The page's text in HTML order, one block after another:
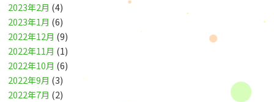
2023年2月 (4)
2023年1月 (6)
2022年12月 (9)
2022年11月 (1)
2022年10月 (6)
2022年9月 (3)
2022年7月 (2)